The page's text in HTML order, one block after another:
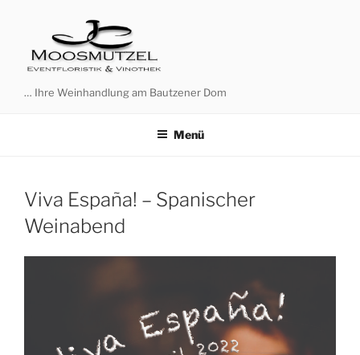
springen
… Ihre Weinhandlung am Bautzener Dom
Menü
Viva España! – Spanischer
Weinabend